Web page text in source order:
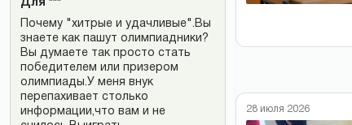
Для ***
Почему "хитрые и удачливые".Вы
знаете как пашут олимпиадники?
Вы думаете так просто стать
победителем или призером
олимпиады.У меня внук
перепахивает столько
информации,что вам и не
28 июля 2026